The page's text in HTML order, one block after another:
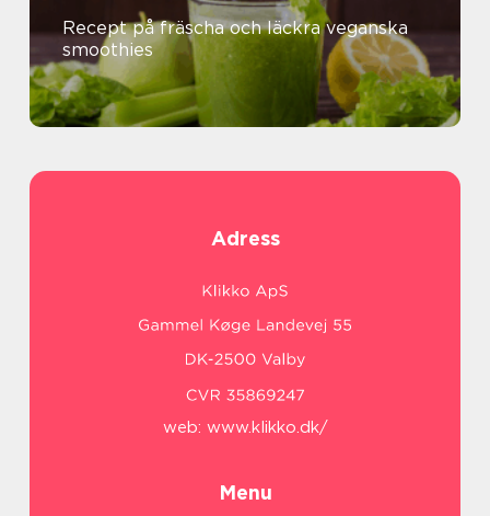
Recept på fräscha och läckra veganska
smoothies
Adress
web: www.klikko.dk/
Menu